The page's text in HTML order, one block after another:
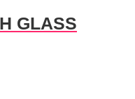
GLASS